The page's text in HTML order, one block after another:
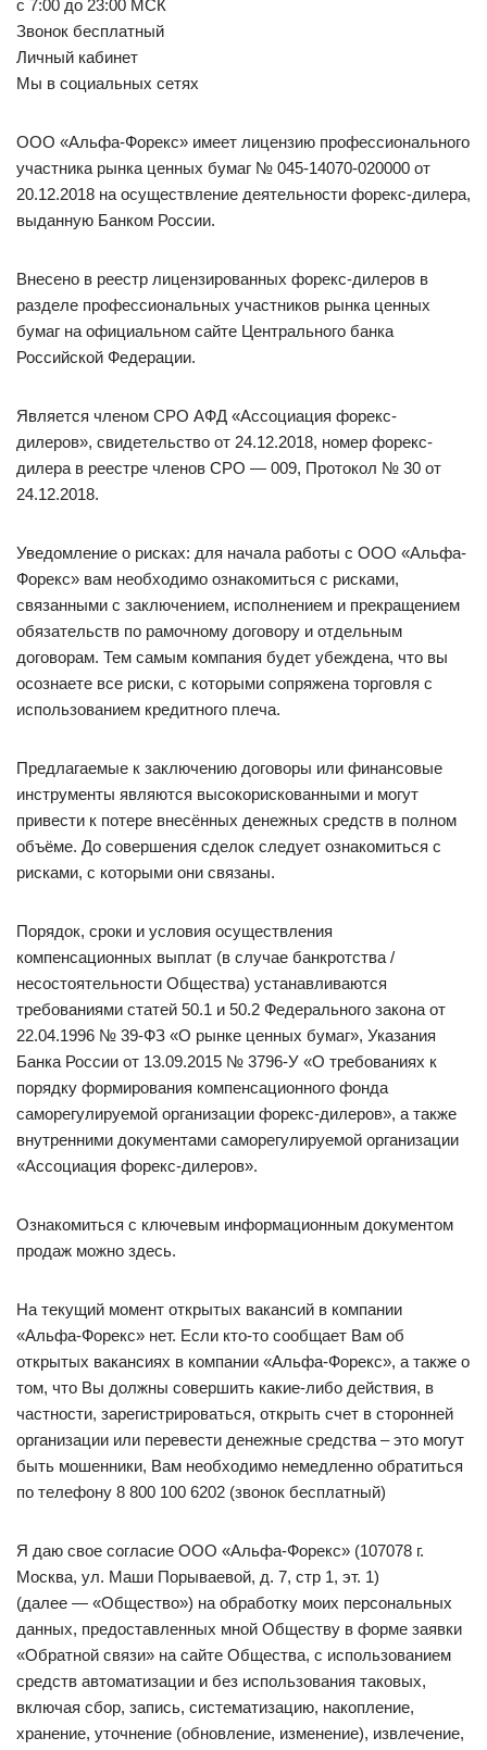
с 7:00 до 23:00 МСК
Звонок бесплатный
Личный кабинет
Мы в социальных сетях
ООО «Альфа-Форекс» имеет лицензию профессионального
участника рынка ценных бумаг № 045-14070-020000 от
20.12.2018 на осуществление деятельности форекс-дилера,
выданную Банком России.
Внесено в реестр лицензированных форекс-дилеров в
разделе профессиональных участников рынка ценных
бумаг на официальном сайте Центрального банка
Российской Федерации.
Является членом СРО АФД «Ассоциация форекс-
дилеров», свидетельство от 24.12.2018, номер форекс-
дилера в реестре членов СРО — 009, Протокол № 30 от
24.12.2018.
Уведомление о рисках: для начала работы с ООО «Альфа-
Форекс» вам необходимо ознакомиться с рисками,
связанными с заключением, исполнением и прекращением
обязательств по рамочному договору и отдельным
договорам. Тем самым компания будет убеждена, что вы
осознаете все риски, с которыми сопряжена торговля с
использованием кредитного плеча.
Предлагаемые к заключению договоры или финансовые
инструменты являются высокорискованными и могут
привести к потере внесённых денежных средств в полном
объёме. До совершения сделок следует ознакомиться с
рисками, с которыми они связаны.
Порядок, сроки и условия осуществления
компенсационных выплат (в случае банкротства /
несостоятельности Общества) устанавливаются
требованиями статей 50.1 и 50.2 Федерального закона от
22.04.1996 № 39-ФЗ «О рынке ценных бумаг», Указания
Банка России от 13.09.2015 № 3796-У «О требованиях к
порядку формирования компенсационного фонда
саморегулируемой организации форекс-дилеров», а также
внутренними документами саморегулируемой организации
«Ассоциация форекс-дилеров».
Ознакомиться с ключевым информационным документом
продаж можно здесь.
На текущий момент открытых вакансий в компании
«Альфа-Форекс» нет. Если кто-то сообщает Вам об
открытых вакансиях в компании «Альфа-Форекс», а также о
том, что Вы должны совершить какие-либо действия, в
частности, зарегистрироваться, открыть счет в сторонней
организации или перевести денежные средства – это могут
быть мошенники, Вам необходимо немедленно обратиться
по телефону 8 800 100 6202 (звонок бесплатный)
Я даю свое согласие ООО «Альфа-Форекс» (107078 г.
Москва, ул. Маши Порываевой, д. 7, стр 1, эт. 1)
(далее — «Общество») на обработку моих персональных
данных, предоставленных мной Обществу в форме заявки
«Обратной связи» на сайте Общества, с использованием
средств автоматизации и без использования таковых,
включая сбор, запись, систематизацию, накопление,
хранение, уточнение (обновление, изменение), извлечение,